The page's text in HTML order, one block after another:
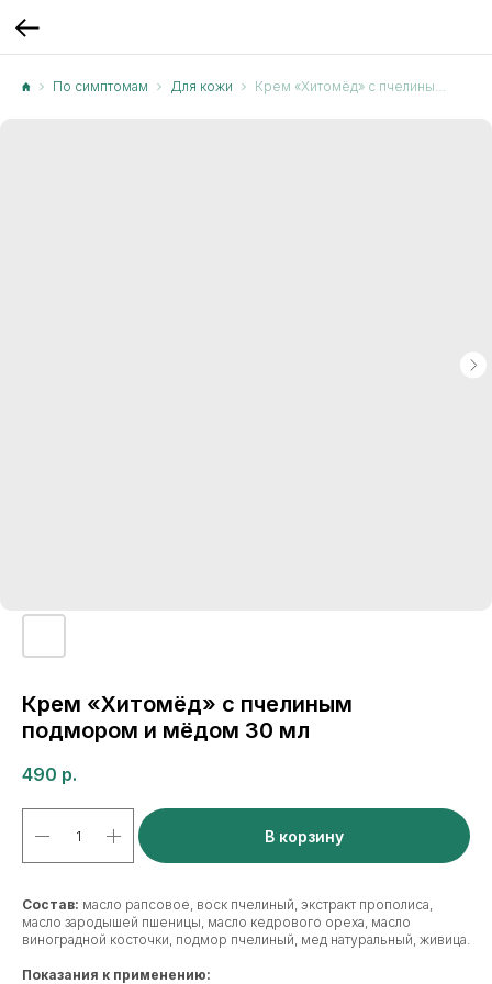
По симптомам Для кожи Крем «Хитомёд» с пчелиным подмором и мёдом 30 мл
Крем «Хитомёд» с пчелиным
подмором и мёдом 30 мл
490 р.
В корзину
Состав: масло рапсовое, воск пчелиный, экстракт прополиса,
масло зародышей пшеницы, масло кедрового ореха, масло
виноградной косточки, подмор пчелиный, мед натуральный, живица.
Показания к применению: